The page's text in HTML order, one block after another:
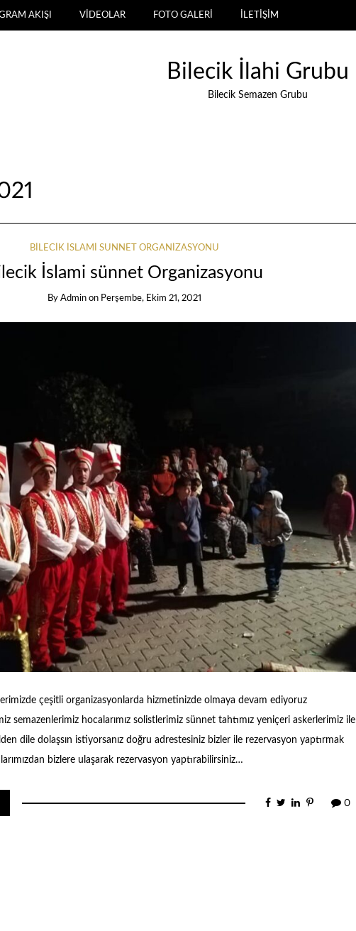
AKIŞI VİDEOLAR FOTO GALERİ İLETİŞİM
Bilecik İlahi Grubu
Bilecik Semazen Grubu
BILECIK İSLAMI SÜNNET ORGANIZASYONU
İslami sünnet Organizasyonu
By Admin on Perşembe, Ekim 21, 2021
çeşitli organizasyonlarda hizmetinizde olmaya devam ediyoruz
semazenlerimiz hocalarımız solistlerimiz sünnet tahtımız yeniçeri askerlerimiz ile
dile dolaşsın istiyorsanız doğru adrestesiniz bizler ile rezervasyon yaptırmak
bizlere ulaşarak rezervasyon yaptırabilirsiniz…
0